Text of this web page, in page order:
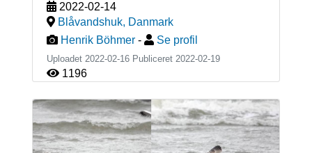
2022-02-14
Blåvandshuk, Danmark
Henrik Böhmer - Se profil
Uploadet 2022-02-16 Publiceret 2022-02-19
1196